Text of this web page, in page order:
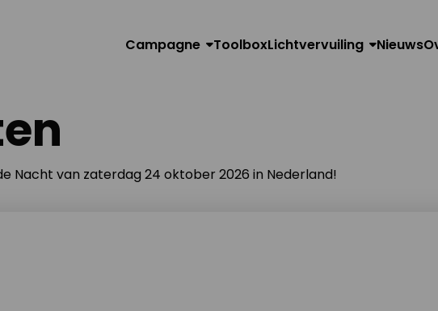
Campagne ToolboxLichtvervuiling Nieuws
Nacht van zaterdag 24 oktober 2026 in Nederland!